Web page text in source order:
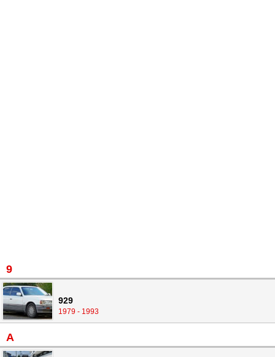
9
929
1979 - 1993
A